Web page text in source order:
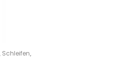
, Schleifen,